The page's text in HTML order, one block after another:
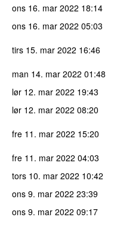
ons 16. mar 2022 18:14
ons 16. mar 2022 05:03
tirs 15. mar 2022 16:46
man 14. mar 2022 01:48
lør 12. mar 2022 19:43
lør 12. mar 2022 08:20
fre 11. mar 2022 15:20
fre 11. mar 2022 04:03
tors 10. mar 2022 10:42
ons 9. mar 2022 23:39
ons 9. mar 2022 09:17